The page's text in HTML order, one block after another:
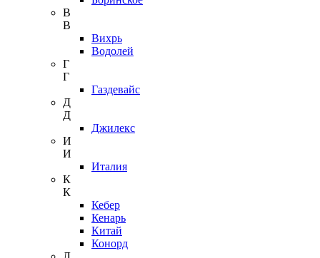
В
В
Вихрь
Водолей
Г
Г
Газдевайс
Д
Д
Джилекс
И
И
Италия
К
К
Кебер
Кенарь
Китай
Конорд